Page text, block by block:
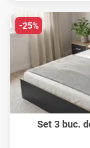
Set 3 buc.
-25%